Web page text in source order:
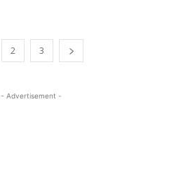
2 3
- Advertisement -